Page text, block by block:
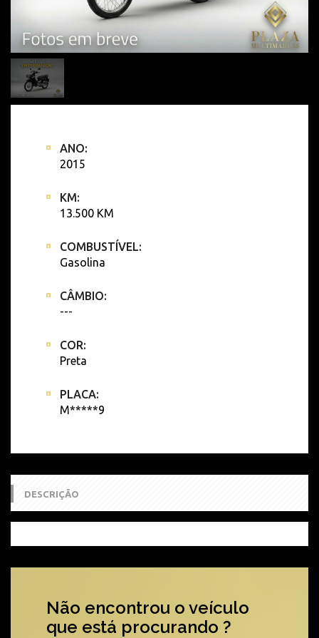
ANO:
2015
KM:
13.500 KM
COMBUSTÍVEL:
Gasolina
CÂMBIO:
---
COR:
Preta
PLACA:
M*****9
DESCRIÇÃO
Não encontrou o veículo
que está procurando ?